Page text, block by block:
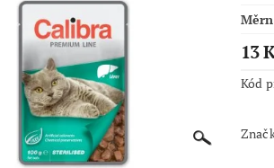
13
Kód